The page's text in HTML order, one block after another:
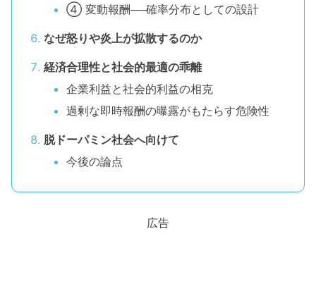
④ 変動報酬──確率分布としての設計
なぜ怒りや炎上が拡散するのか
経済合理性と社会的最適の乖離
企業利益と社会的利益の相克
過剰な即時報酬の曝露がもたらす危険性
脱ドーパミン社会へ向けて
今後の論点
広告